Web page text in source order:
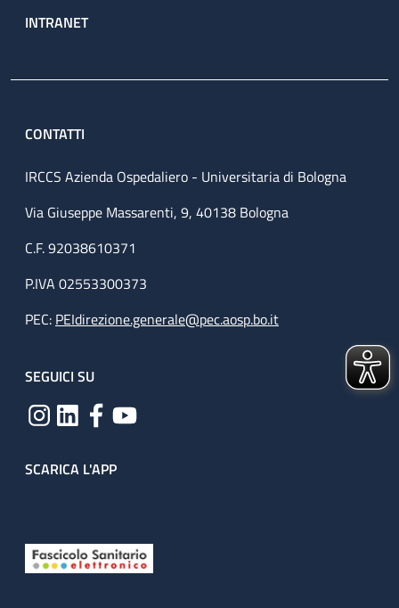
INTRANET
CONTATTI
IRCCS Azienda Ospedaliero - Universitaria di Bologna
Via Giuseppe Massarenti, 9, 40138 Bologna
C.F. 92038610371
P.IVA 02553300373
PEC: PEIdirezione.generale@pec.aosp.bo.it
SEGUICI SU
SCARICA L'APP